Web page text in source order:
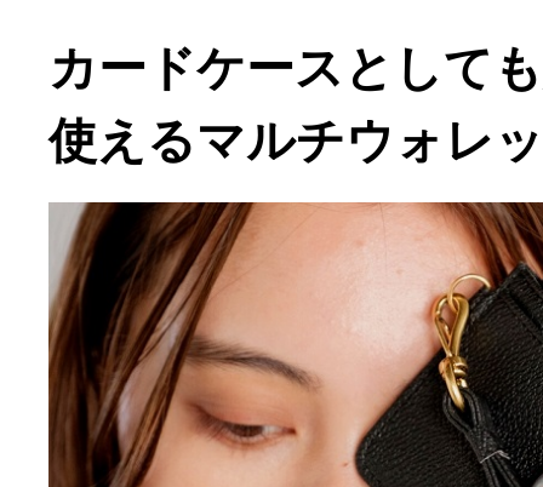
カードケースとして
使えるマルチウォレ